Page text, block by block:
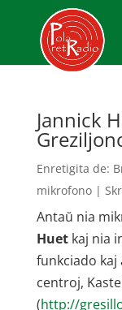
Jannick
Enretigita de:
mikrofono|
Antaŭ nia
Huetkaj nia
funkciado kaj
centroj,
(http://